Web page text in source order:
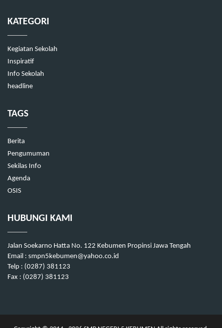
KATEGORI
Kegiatan Sekolah
Inspiratif
Info Sekolah
headline
TAGS
Berita
Pengumuman
Sekilas Info
Agenda
OSIS
HUBUNGI KAMI
Jalan Soekarno Hatta No. 122 Kebumen Propinsi Jawa Tengah
Email : smpn5kebumen@yahoo.co.id
Telp : (0287) 381123
Fax : (0287) 381123